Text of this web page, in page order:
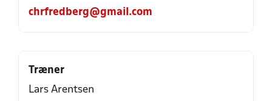
chrfredberg@gmail.com
Træner
Lars Arentsen